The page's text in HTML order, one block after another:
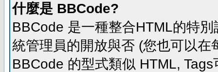
什麼是 BBCode?
BBCode 是一種整合HTML的特
統管理員的開放與否 (您也可以
BBCode 的型式類似 HTML,